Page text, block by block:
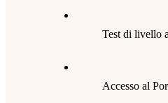
Test di livello
Accesso al